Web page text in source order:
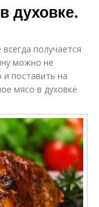
духовке.
получается
можно не
поставить на
мясо в духовке